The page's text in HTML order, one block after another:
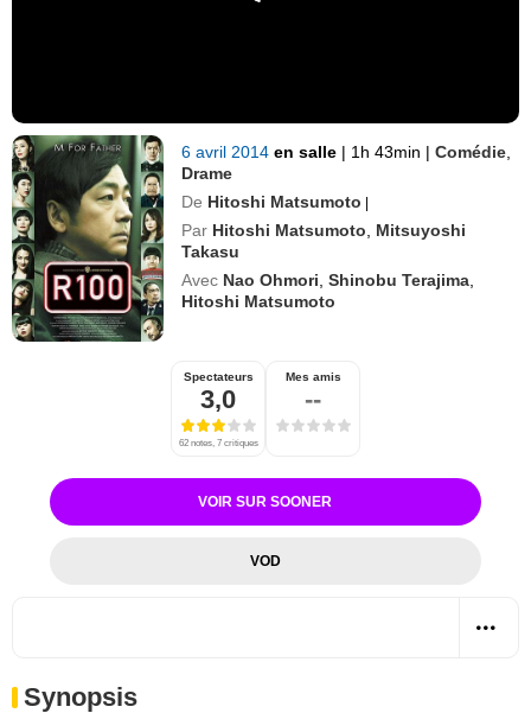
6 avril 2014en salle | 1h 43min | Comédie
Drame
De Hitoshi Matsumoto |
Par Hitoshi Matsumoto
Mitsuyoshi
Takasu
Avec Nao Ohmori ,Shinobu Terajima
Hitoshi Matsumoto
Spectateurs
3,0
62 notes, 7 critiques
Mes amis
--
VOIR SUR SOONER
VOD
Synopsis